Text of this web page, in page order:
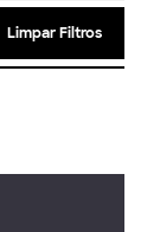
Limpar Filtros